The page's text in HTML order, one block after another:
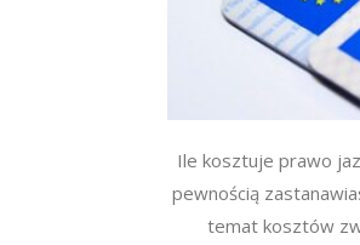
Ile kosztuje prawo
pewnością
temat kosztów